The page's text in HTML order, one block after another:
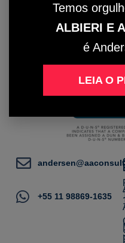
+55 11 98869-1635
Intranet
D-U-N-
Temos
ALBIERI E
é
LEIA O